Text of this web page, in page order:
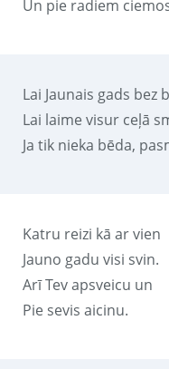
Un pie radiem
Lai Jaunais gads bez
Lai laime visur ceļā
Ja tik nieka bēda,
Katru reizi kā ar vien
Jauno gadu visi svin.
Arī Tev apsveicu un
Pie sevis aicinu.